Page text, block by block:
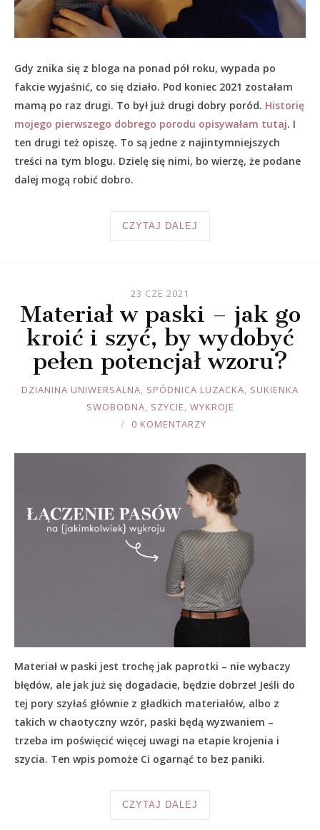
Gdy znika się z bloga na ponad pół roku, wypada po
fakcie wyjaśnić, co się działo. Pod koniec 2021 zostałam
mamą po raz drugi. To był już drugi dobry poród. Historię
mojego pierwszego dobrego porodu opisywałam tutaj. I
ten drugi też opiszę. To są jedne z najintymniejszych
treści na tym blogu. Dzielę się nimi, bo wierzę, że podane
dalej mogą robić dobro.
CZYTAJ DALEJ
23 CZE 2021
Materiał w paski – jak go
kroić i szyć, by wydobyć
pełen potencjał wzoru?
JOULE
DZIANINA UNIWERSALNA, SPÓDNICA LUZACKA, SUKIENKA
SWOBODNA, SZYCIE, WYKROJE
0 KOMENTARZY
Materiał w paski jest trochę jak paprotki – nie wybaczy
błędów, ale jak już się dogadacie, będzie dobrze! Jeśli do
tej pory szyłaś głównie z gładkich materiałów, albo z
takich w chaotyczny wzór, paski będą wyzwaniem –
trzeba im poświęcić więcej uwagi na etapie krojenia i
szycia. Ten wpis pomoże Ci ogarnąć to bez paniki.
CZYTAJ DALEJ